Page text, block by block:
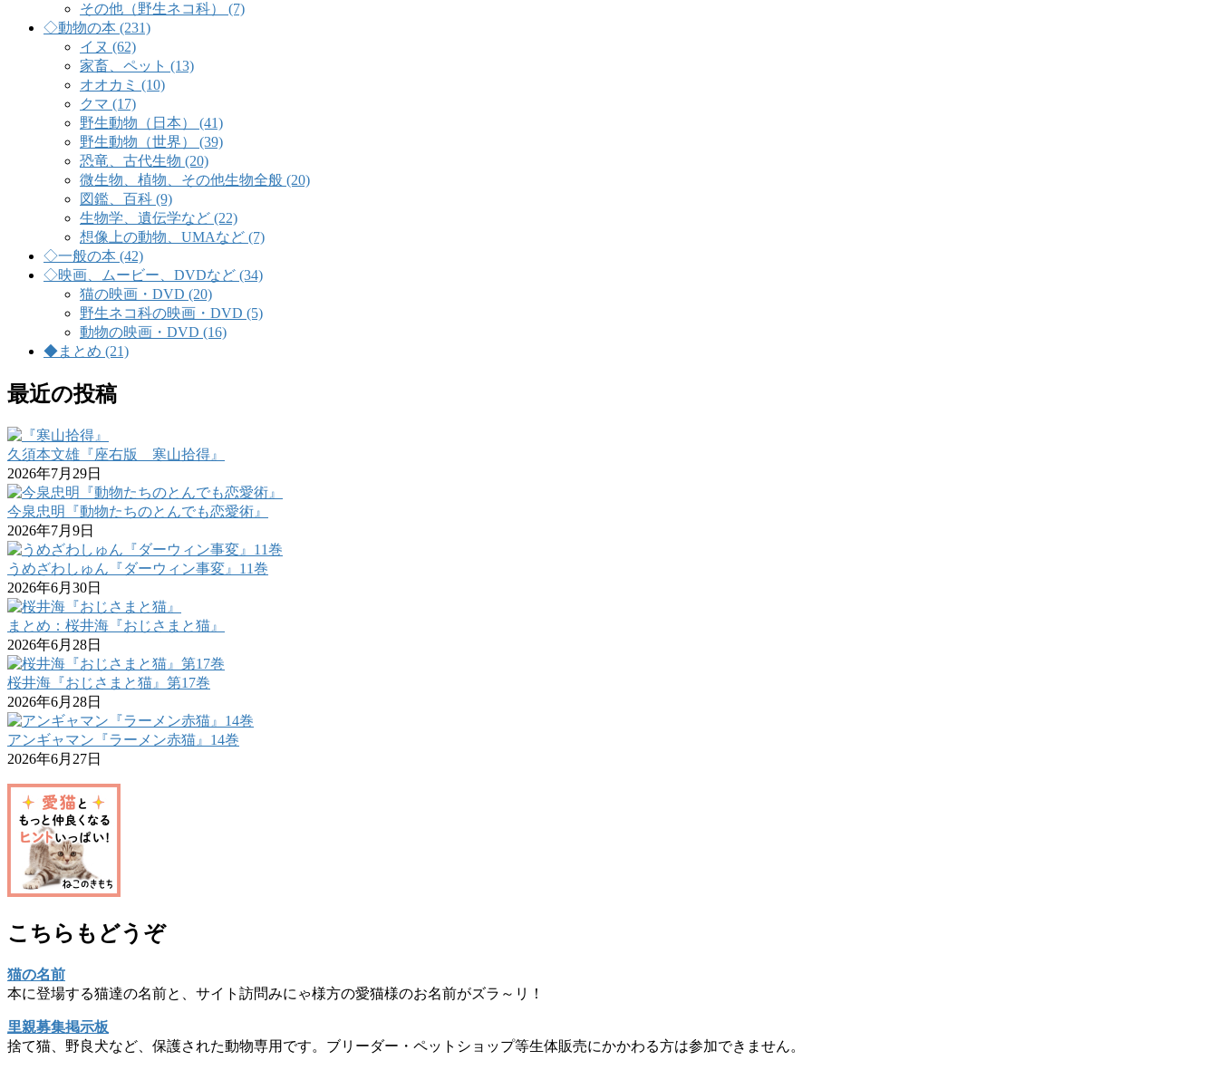
その他（野生ネコ科） (7)
◇動物の本 (231)
イヌ (62)
家畜、ペット (13)
オオカミ (10)
クマ (17)
野生動物（日本） (41)
野生動物（世界） (39)
恐竜、古代生物 (20)
微生物、植物、その他生物全般 (20)
図鑑、百科 (9)
生物学、遺伝学など (22)
想像上の動物、UMAなど (7)
◇一般の本 (42)
◇映画、ムービー、DVDなど (34)
猫の映画・DVD (20)
野生ネコ科の映画・DVD (5)
動物の映画・DVD (16)
◆まとめ (21)
最近の投稿
久須本文雄『座右版 寒山拾得』
2026年7月29日
今泉忠明『動物たちのとんでも恋愛術』
2026年7月9日
うめざわしゅん『ダーウィン事変』11巻
2026年6月30日
まとめ：桜井海『おじさまと猫』
2026年6月28日
桜井海『おじさまと猫』第17巻
2026年6月28日
アンギャマン『ラーメン赤猫』14巻
2026年6月27日
こちらもどうぞ
猫の名前
本に登場する猫達の名前と、サイト訪問みにゃ様方の愛猫様のお名前がズラ～リ！
里親募集掲示板
捨て猫、野良犬など、保護された動物専用です。ブリーダー・ペットショップ等生体販売にかかわる方は参加できません。